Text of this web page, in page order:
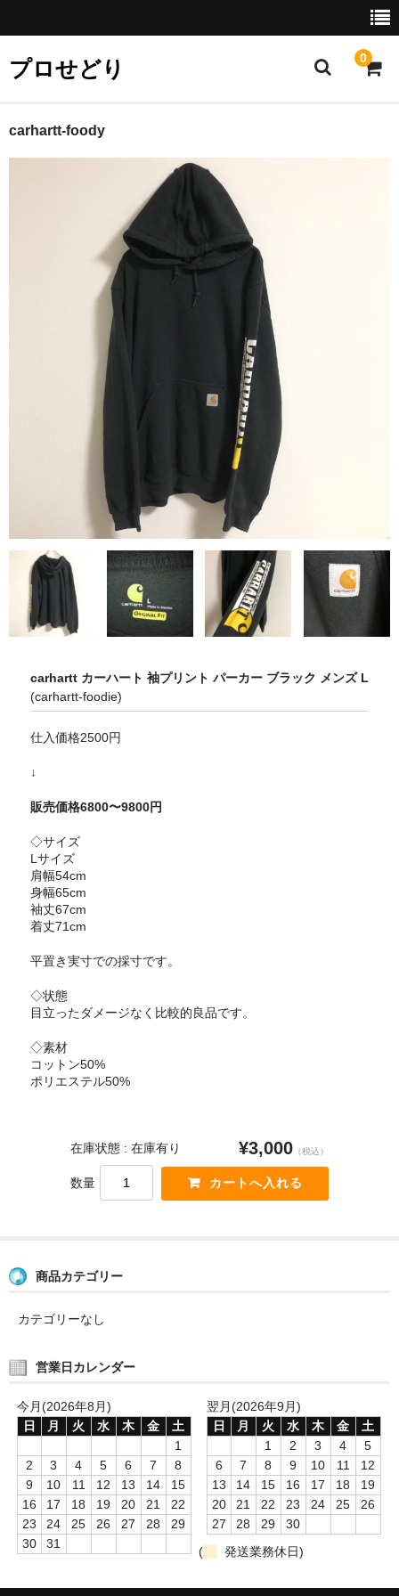
プロせどり 0
ホーム
特定商取引法に基づく表示
carhartt-foody
carhartt カーハート 袖プリント パーカー ブラック メンズ L
(carhartt-foodie)
仕入価格2500円
↓
販売価格6800〜9800円
◇サイズ
Lサイズ
肩幅54cm
身幅65cm
袖丈67cm
着丈71cm
平置き実寸での採寸です。
◇状態
目立ったダメージなく比較的良品です。
◇素材
コットン50%
ポリエステル50%
在庫状態 : 在庫有り ¥3,000 （税込）
数量
商品カテゴリー
カテゴリーなし
営業日カレンダー
今月(2026年8月)
日
月 火 水 木 金
土
1
2
3 4 5 6 7
8
9
10 11 12 13 14
15
16
17 18 19 20 21
22
23
24 25 26 27 28
29
30
31
翌月(2026年9月)
日
月 火 水 木 金
土
1
2 3 4
5
6
7 8 9 10 11
12
13
14 15 16 17 18
19
20
21 22 23 24 25
26
27
28 29
30
(
発送業務休日)